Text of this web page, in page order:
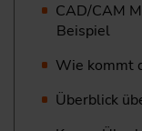
CAD/CAM
Beispiel
Wie kommt
Überblick